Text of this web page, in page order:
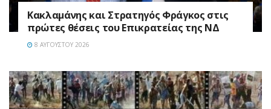
Κακλαμάνης και Στρατηγός Φράγκος στις
πρώτες θέσεις του Επικρατείας της ΝΔ
8 ΑΥΓΟΎΣΤΟΥ 2026